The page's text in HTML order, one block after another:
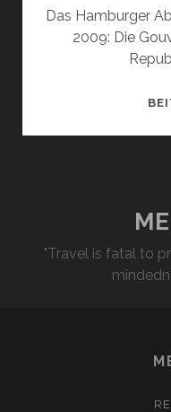
Das Hamburger
2009: Die
"Travel is fatal to